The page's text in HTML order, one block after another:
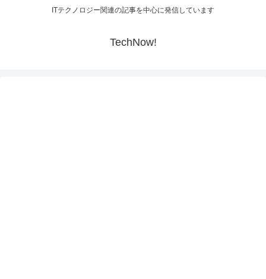
ITテクノロジー関連の記事を中心に発信しています
TechNow!